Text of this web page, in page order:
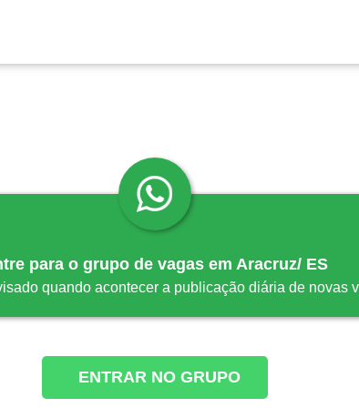
para o grupo de vagas em Aracruz/ ES
quando acontecer a publicação diária de novas
ENTRAR NO GRUPO